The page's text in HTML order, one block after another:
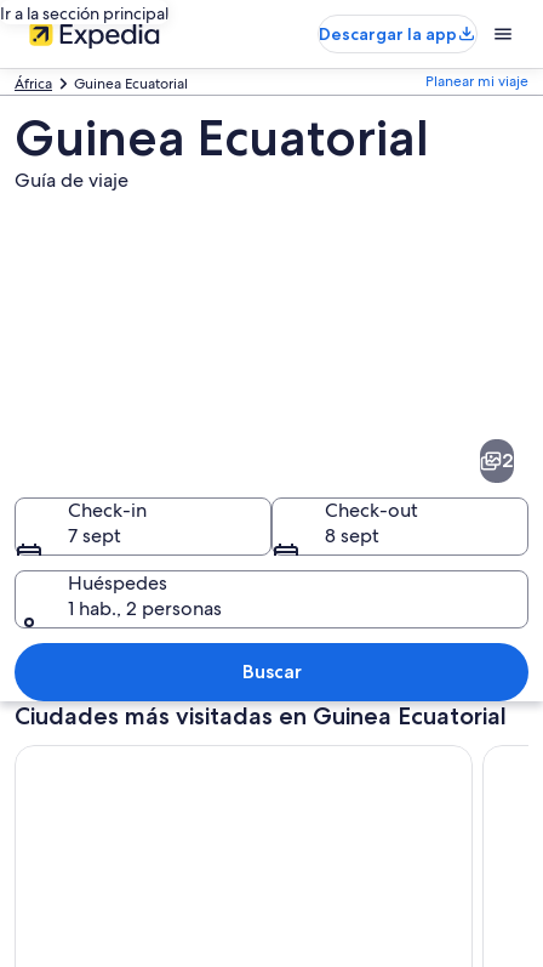
Ir a la sección principal
Descargar la app
África Guinea Ecuatorial Planear mi viaje
Guinea Ecuatorial
Guía de viaje
Un pueblo rural con casas coloridas
2
Check-in
7 sept
Check-out
8 sept
Huéspedes
1 hab., 2 personas
Buscar
Ciudades más visitadas en Guinea Ecuatorial